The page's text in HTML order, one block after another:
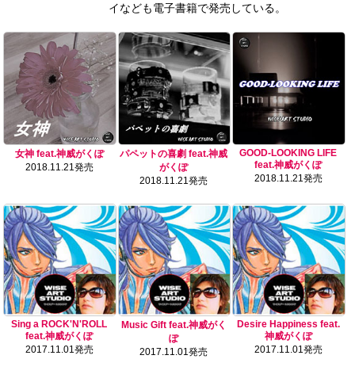
イなども電子書籍で発売している。
女神 feat.神威がくぽ
2018.11.21発売
パペットの喜劇 feat.神威
がくぽ
2018.11.21発売
GOOD-LOOKING LIFE
feat.神威がくぽ
2018.11.21発売
Sing a ROCK'N'ROLL
feat.神威がくぽ
2017.11.01発売
Music Gift feat.神威がく
ぽ
2017.11.01発売
Desire Happiness feat.
神威がくぽ
2017.11.01発売